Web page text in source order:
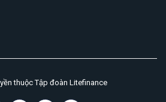
thuộc Tập đoàn Litefinance